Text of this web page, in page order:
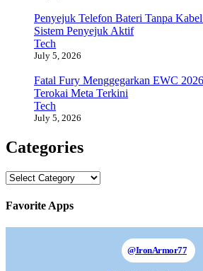
Penyejuk Telefon Bateri Tanpa
Sistem Penyejuk Aktif
Tech
July 5, 2026
Fatal Fury Menggegarkan EWC
Terokai Meta Terkini
Tech
July 5, 2026
Categories
Categories
Favorite Apps
@IronArmor77